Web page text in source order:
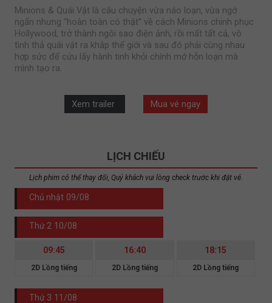
Minions & Quái Vật là câu chuyện vừa náo loạn, vừa ngớ
ngẩn nhưng “hoàn toàn có thật” về cách Minions chinh phục
Hollywood, trở thành ngôi sao điện ảnh, rồi mất tất cả, vô
tình thả quái vật ra khắp thế giới và sau đó phải cùng nhau
hợp sức để cứu lấy hành tinh khỏi chính mớ hỗn loạn mà
mình tạo ra.
Xem trailer Mua vé ngay
LỊCH CHIẾU
Lịch phim có thể thay đổi, Quý khách vui lòng check trước khi đặt vé.
Chủ nhật 09/08
Thứ 2 10/08
09:45
2D Lồng tiếng
16:40
2D Lồng tiếng
18:15
2D Lồng tiếng
Thứ 3 11/08